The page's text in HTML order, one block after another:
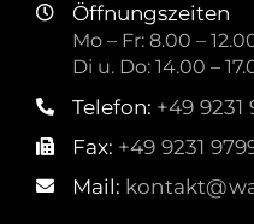
Öffnungszeiten
Mo – Fr: 8.00 –
Di u. Do: 14.00 –
Telefon: +49 9231
Fax: +49 9231
Mail: